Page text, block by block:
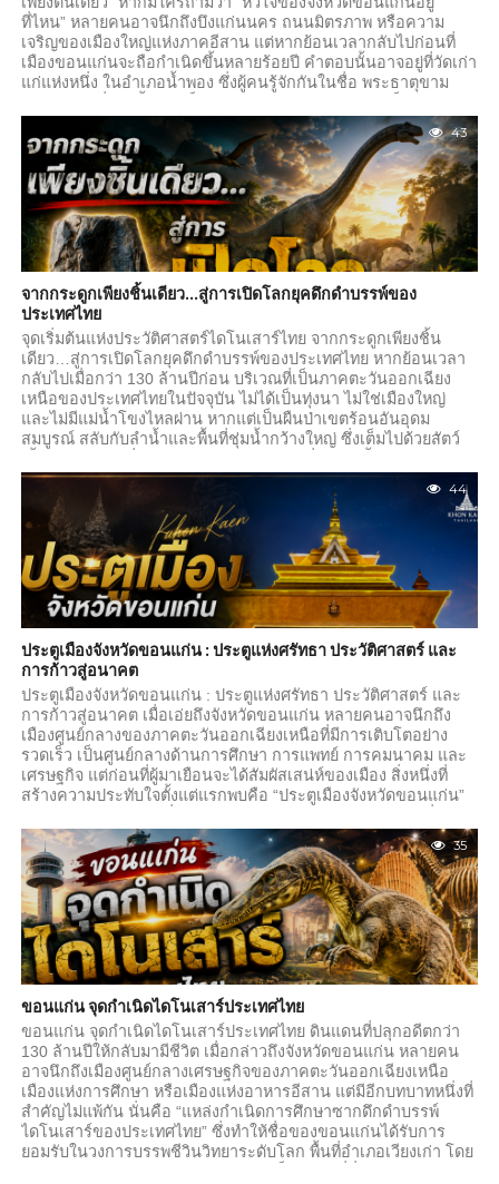
ที่ไหน” หลายคนอาจนึกถึงบึงแก่นนคร ถนนมิตรภาพ หรือความ
เจริญของเมืองใหญ่แห่งภาคอีสาน แต่หากย้อนเวลากลับไปก่อนที่
เมืองขอนแก่นจะถือกำเนิดขึ้นหลายร้อยปี คำตอบนั้นอาจอยู่ที่วัดเก่า
แก่แห่งหนึ่ง ในอำเภอน้ำพอง ซึ่งผู้คนรู้จักกันในชื่อ พระธาตุขาม
ของชื่อ “ขอนแก่น” และเป็นศูนย์รวมศรัทธาที่เชื่อมโยงผู้คนกับ
พระพุทธศาสนา ประวัติศาสตร์ และอัตลักษณ์ของภูมิภาคอีสานมา
นานนับพันปี...
43
จากกระดูกเพียงชิ้นเดียว…สู่การเปิดโลกยุคดึกดำบรรพ์ของ
ประเทศไทย
จุดเริ่มต้นแห่งประวัติศาสตร์ไดโนเสาร์ไทย จากกระดูกเพียงชิ้น
เดียว…สู่การเปิดโลกยุคดึกดำบรรพ์ของประเทศไทย หากย้อนเวลา
กลับไปเมื่อกว่า 130 ล้านปีก่อน บริเวณที่เป็นภาคตะวันออกเฉียง
เหนือของประเทศไทยในปัจจุบัน ไม่ได้เป็นทุ่งนา ไม่ใช่เมืองใหญ่
และไม่มีแม่น้ำโขงไหลผ่าน หากแต่เป็นผืนป่าเขตร้อนอันอุดม
สมบูรณ์ สลับกับลำน้ำและพื้นที่ชุ่มน้ำกว้างใหญ่ ซึ่งเต็มไปด้วยสัตว์
อยู่ใต้ชั้นหินเป็นเวลาหลายสิบล้านปี จนกระทั่งการค้นพบกระดูก
เพียงชิ้นเดียว ได้กลายเป็นจุดเปลี่ยนสำคัญของวงการวิทยาศาสตร์
ไทย การค้นพบที่เปลี่ยนหน้าประวัติศาสตร์ ในปี พ.ศ. 2519 ระหว่าง
การสำรวจทางธรณีวิทยา ณ...
44
ประตูเมืองจังหวัดขอนแก่น : ประตูแห่งศรัทธา ประวัติศาสตร์ และ
การก้าวสู่อนาคต
ประตูเมืองจังหวัดขอนแก่น : ประตูแห่งศรัทธา ประวัติศาสตร์ และ
การก้าวสู่อนาคต เมื่อเอ่ยถึงจังหวัดขอนแก่น หลายคนอาจนึกถึง
เมืองศูนย์กลางของภาคตะวันออกเฉียงเหนือที่มีการเติบโตอย่าง
รวดเร็ว เป็นศูนย์กลางด้านการศึกษา การแพทย์ การคมนาคม และ
เศรษฐกิจ แต่ก่อนที่ผู้มาเยือนจะได้สัมผัสเสน่ห์ของเมือง สิ่งหนึ่งที่
สร้างความประทับใจตั้งแต่แรกพบคือ “ประตูเมืองจังหวัดขอนแก่น”
สารทิศ ประตูเมืองขอนแก่นตั้งอยู่บริเวณจุดตัดระหว่างถนนมิตรภาพ
และถนนศรีจันทร์ ซึ่งถือเป็นหนึ่งในทำเลสำคัญของเมือง ทำหน้าที่
เป็นทั้งสัญลักษณ์แห่งการต้อนรับและแลนด์มาร์กที่สะท้อนอัตลักษณ์
ของจังหวัด ผู้ที่เดินทางผ่านเส้นทางสายหลักของภาคอีสานมักจดจำ
ภาพของประตูเมืองแห่งนี้ได้เป็นอย่างดี จนกลายเป็นภาพจำของ
จังหวัดขอนแก่น ประตูเมืองหลังแรกสร้างขึ้นเมื่อปี พ.ศ....
35
ขอนแก่น จุดกำเนิดไดโนเสาร์ประเทศไทย
ขอนแก่น จุดกำเนิดไดโนเสาร์ประเทศไทย ดินแดนที่ปลุกอดีตกว่า
130 ล้านปีให้กลับมามีชีวิต เมื่อกล่าวถึงจังหวัดขอนแก่น หลายคน
อาจนึกถึงเมืองศูนย์กลางเศรษฐกิจของภาคตะวันออกเฉียงเหนือ
เมืองแห่งการศึกษา หรือเมืองแห่งอาหารอีสาน แต่มีอีกบทบาทหนึ่งที่
สำคัญไม่แพ้กัน นั่นคือ “แหล่งกำเนิดการศึกษาซากดึกดำบรรพ์
ไดโนเสาร์ของประเทศไทย” ซึ่งทำให้ชื่อของขอนแก่นได้รับการ
ยอมรับในวงการบรรพชีวินวิทยาระดับโลก พื้นที่อำเภอเวียงเก่า โดย